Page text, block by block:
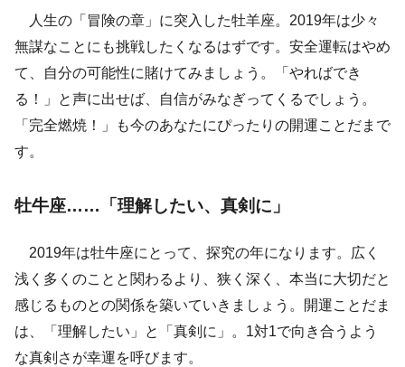
人生の「冒険の章」に突入した牡羊座。2019年は少々
無謀なことにも挑戦したくなるはずです。安全運転はやめ
て、自分の可能性に賭けてみましょう。「やればでき
る！」と声に出せば、自信がみなぎってくるでしょう。
「完全燃焼！」も今のあなたにぴったりの開運ことだまで
す。
牡牛座……「理解したい、真剣に」
2019年は牡牛座にとって、探究の年になります。広く
浅く多くのことと関わるより、狭く深く、本当に大切だと
感じるものとの関係を築いていきましょう。開運ことだま
は、「理解したい」と「真剣に」。1対1で向き合うよう
な真剣さが幸運を呼びます。